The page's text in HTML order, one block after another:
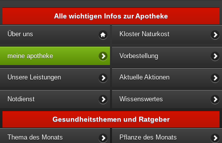
Alle wichtigen Infos zur Apotheke
Über uns Kloster Naturkost
meine apotheke Vorbestellung
Unsere Leistungen Aktuelle Aktionen
Notdienst Wissenswertes
Gesundheitsthemen und Ratgeber
Thema des Monats Pflanze des Monats